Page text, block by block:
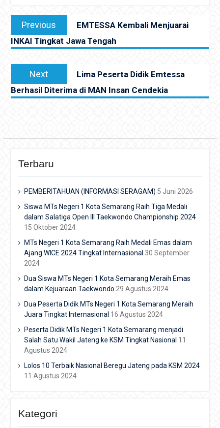
Navigasi
posPrevious
post:
EMTESSA Kembali Menjuarai
INKAI Tingkat Jawa Tengah
Next
post:
Lima Peserta Didik Emtessa
Berhasil Diterima di MAN Insan Cendekia
Terbaru
PEMBERITAHUAN (INFORMASI SERAGAM) 5 Juni 2026
Siswa MTs Negeri 1 Kota Semarang Raih Tiga Medali
dalam Salatiga Open III Taekwondo Championship 2024
15 Oktober 2024
MTs Negeri 1 Kota Semarang Raih Medali Emas dalam
Ajang WICE 2024 Tingkat Internasional 30 September
2024
Dua Siswa MTs Negeri 1 Kota Semarang Meraih Emas
dalam Kejuaraan Taekwondo 29 Agustus 2024
Dua Peserta Didik MTs Negeri 1 Kota Semarang Meraih
Juara Tingkat Internasional 16 Agustus 2024
Peserta Didik MTs Negeri 1 Kota Semarang menjadi
Salah Satu Wakil Jateng ke KSM Tingkat Nasional 11
Agustus 2024
Lolos 10 Terbaik Nasional Beregu Jateng pada KSM 2024
11 Agustus 2024
Kategori